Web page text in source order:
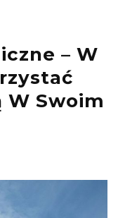
– W
W Swoim